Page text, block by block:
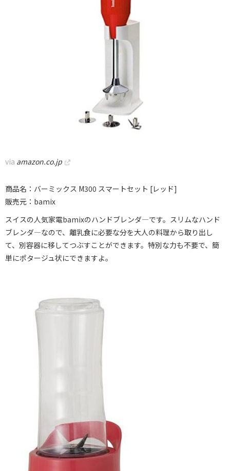
via amazon.co.jp
商品名：バーミックス M300 スマートセット [レッド]
販売元：bamix
スイスの人気家電bamixのハンドブレンダ―です。スリムなハンド
ブレンダ―なので、離乳食に必要な分を大人の料理から取り出し
て、別容器に移してつぶすことができます。特別な力も不要で、簡
単にポタージュ状にできますよ。